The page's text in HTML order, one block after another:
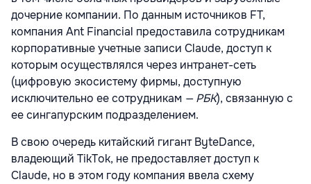
дочерние компании. По данным источников FT,
компания Ant Financial предоставила сотрудникам
корпоративные учетные записи Claude, доступ к
которым осуществлялся через интранет-сеть
(цифровую экосистему фирмы, доступную
исключительно ее сотрудникам — РБК), связанную с
ее сингапурским подразделением.
В свою очередь китайский гигант ByteDance,
владеющий TikTok, не предоставляет доступ к
Claude, но в этом году компания ввела схему